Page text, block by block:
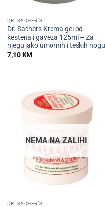
DR. SACHER`S
Dr. Sachers Krema gel od
kestena i gaveza 125ml – Za
njegu jako umornih i teških nogu
7,10KM
NEMA NA ZALIHI
DR. SACHER`S